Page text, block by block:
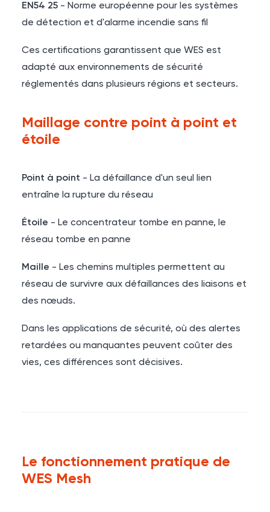
EN54 25 - Norme européenne pour les systèmes
de détection et d'alarme incendie sans fil
Ces certifications garantissent que WES est
adapté aux environnements de sécurité
réglementés dans plusieurs régions et secteurs.
Maillage contre point à point et
étoile
Point à point - La défaillance d'un seul lien
entraîne la rupture du réseau
Étoile - Le concentrateur tombe en panne, le
réseau tombe en panne
Maille - Les chemins multiples permettent au
réseau de survivre aux défaillances des liaisons et
des nœuds.
Dans les applications de sécurité, où des alertes
retardées ou manquantes peuvent coûter des
vies, ces différences sont décisives.
Le fonctionnement pratique de
WES Mesh